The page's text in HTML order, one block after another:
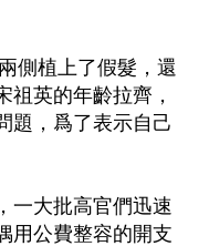
側植上了假髮，還
祖英的年齡拉齊，
題，爲了表示自己
一大批高官們迅速
用公費整容的開支